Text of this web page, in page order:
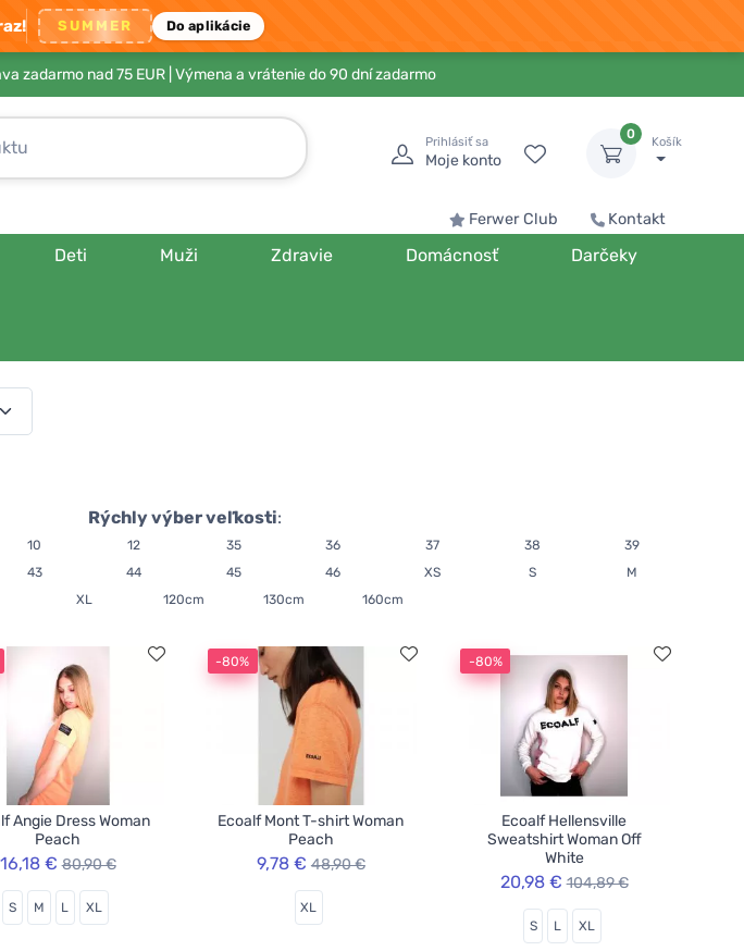
SUMMER Do aplikácie
zadarmo nad 75 EUR | Výmena a vrátenie do 90 dní zadarmo
Prihlásiť sa
Moje konto
0
Košík
Ferwer Club Kontakt
Deti Muži Zdravie Domácnosť Darčeky
Rýchly výber veľkosti:
10 12 35 36 37 38
39
43 44 45 46 XS S
M
XL 120cm 130cm 160cm
Angie Dress Woman
Peach
16,18 € 80,90 €
S M L XL
-80%
Ecoalf Mont T-shirt Woman
Peach
9,78 € 48,90 €
XL
-80%
Ecoalf Hellensville
Sweatshirt Woman Off
White
20,98 € 104,89 €
S L XL